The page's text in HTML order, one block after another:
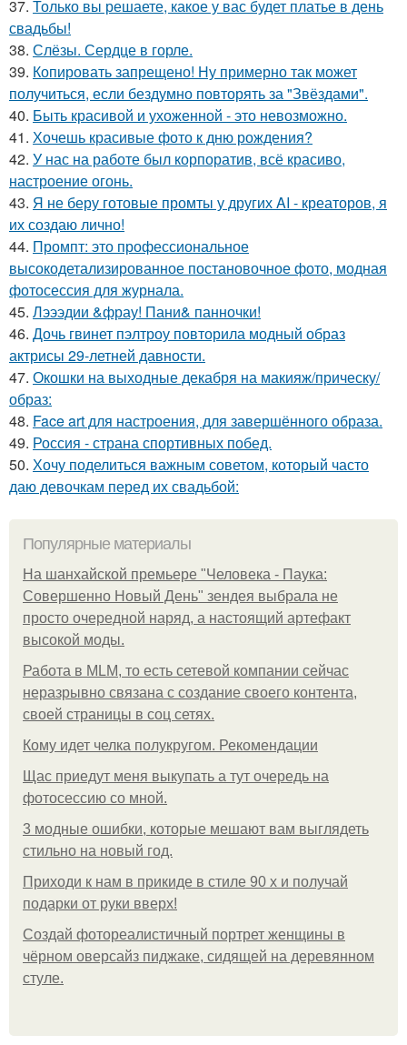
37. Только вы решаете, какое у вас будет платье в день
свадьбы!
38. Слёзы. Сердце в горле.
39. Копировать запрещено! Ну примерно так может
получиться, если бездумно повторять за "Звёздами".
40. Быть красивой и ухоженной - это невозможно.
41. Хочешь красивые фото к дню рождения?
42. У нас на работе был корпоратив, всё красиво,
настроение огонь.
43. Я не беру готовые промты у других AI - креаторов, я
их создаю лично!
44. Промпт: это профессиональное
высокодетализированное постановочное фото, модная
фотосессия для журнала.
45. Лэээдии &фрау! Пани& панночки!
46. Дочь гвинет пэлтроу повторила модный образ
актрисы 29-летней давности.
47. Окошки на выходные декабря на макияж/прическу/
образ:
48. Face art для настроения, для завершённого образа.
49. Россия - страна спортивных побед.
50. Хочу поделиться важным советом, который часто
даю девочкам перед их свадьбой:
Популярные материалы
На шанхайской премьере "Человека - Паука:
Совершенно Новый День" зендея выбрала не
просто очередной наряд, а настоящий артефакт
высокой моды.
Работа в MLM, то есть сетевой компании сейчас
неразрывно связана с создание своего контента,
своей страницы в соц сетях.
Кому идет челка полукругом. Рекомендации
Щас приедут меня выкупать а тут очередь на
фотосессию со мной.
3 модные ошибки, которые мешают вам выглядеть
стильно на новый год.
Приходи к нам в прикиде в стиле 90 х и получай
подарки от руки вверх!
Создай фотореалистичный портрет женщины в
чёрном оверсайз пиджаке, сидящей на деревянном
стуле.